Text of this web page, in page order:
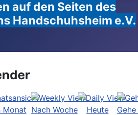
auf den Seiten des
Handschuhsheim e.V.
Monat Nach Woche Heute